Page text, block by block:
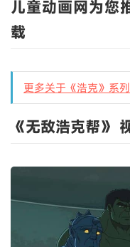
儿童动画网为您
载
更多关于《浩克》系
《无敌浩克帮》